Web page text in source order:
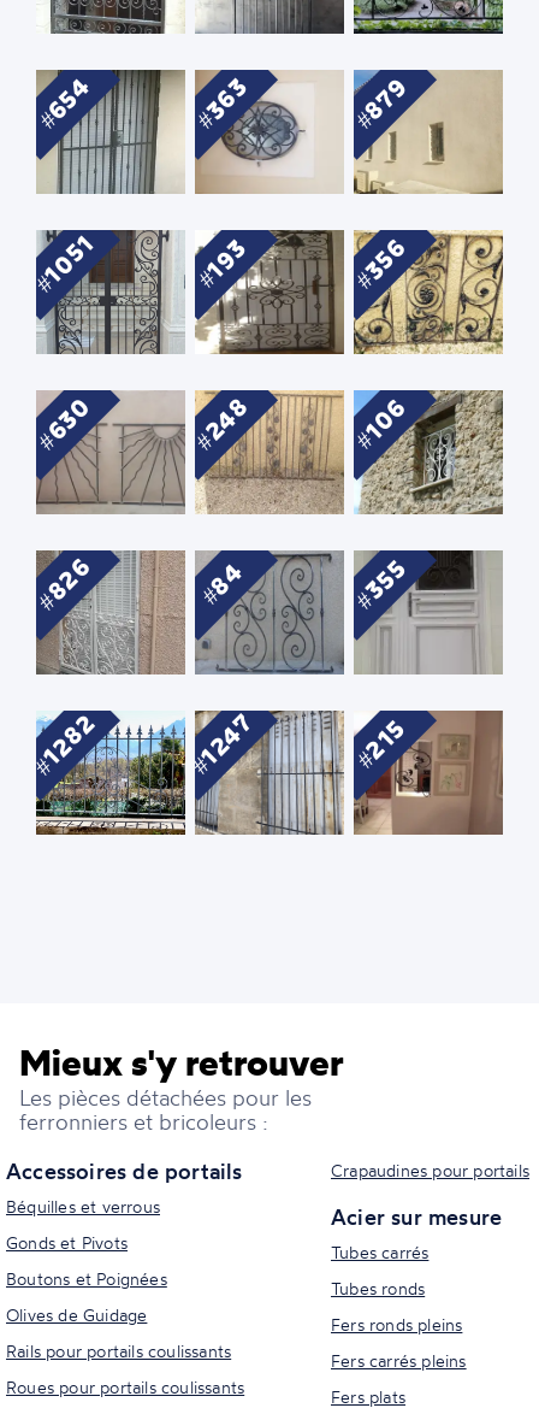
654 363 879
1051 193 356
630 248 106
826 84 355
1282 1247 215
Mieux s'y retrouver
Les pièces détachées pour les
ferronniers et bricoleurs :
Accessoires de portails
Béquilles et verrous
Gonds et Pivots
Boutons et Poignées
Olives de Guidage
Rails pour portails coulissants
Roues pour portails coulissants
Crapaudines pour portails
Acier sur mesure
Tubes carrés
Tubes ronds
Fers ronds pleins
Fers carrés pleins
Fers plats